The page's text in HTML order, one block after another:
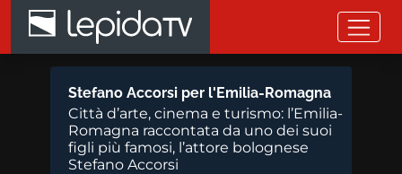
Salta al contenuto principale
Stefano Accorsi per l'Emilia-Romagna
Città d’arte, cinema e turismo: l’Emilia-
Romagna raccontata da uno dei suoi
figli più famosi, l’attore bolognese
Stefano Accorsi